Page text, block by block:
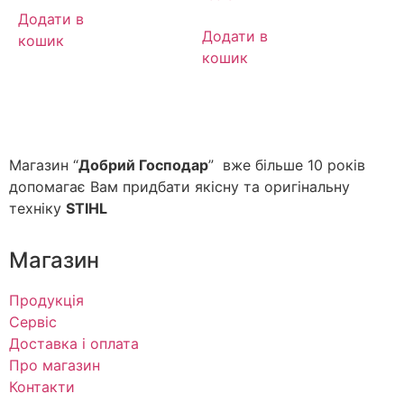
Додати в
кошик
Додати в
кошик
Магазин “Добрий Господар” вже більше 10 років
допомагає Вам придбати якісну та оригінальну
техніку STIHL
Магазин
Продукція
Сервіс
Доставка і оплата
Про магазин
Контакти